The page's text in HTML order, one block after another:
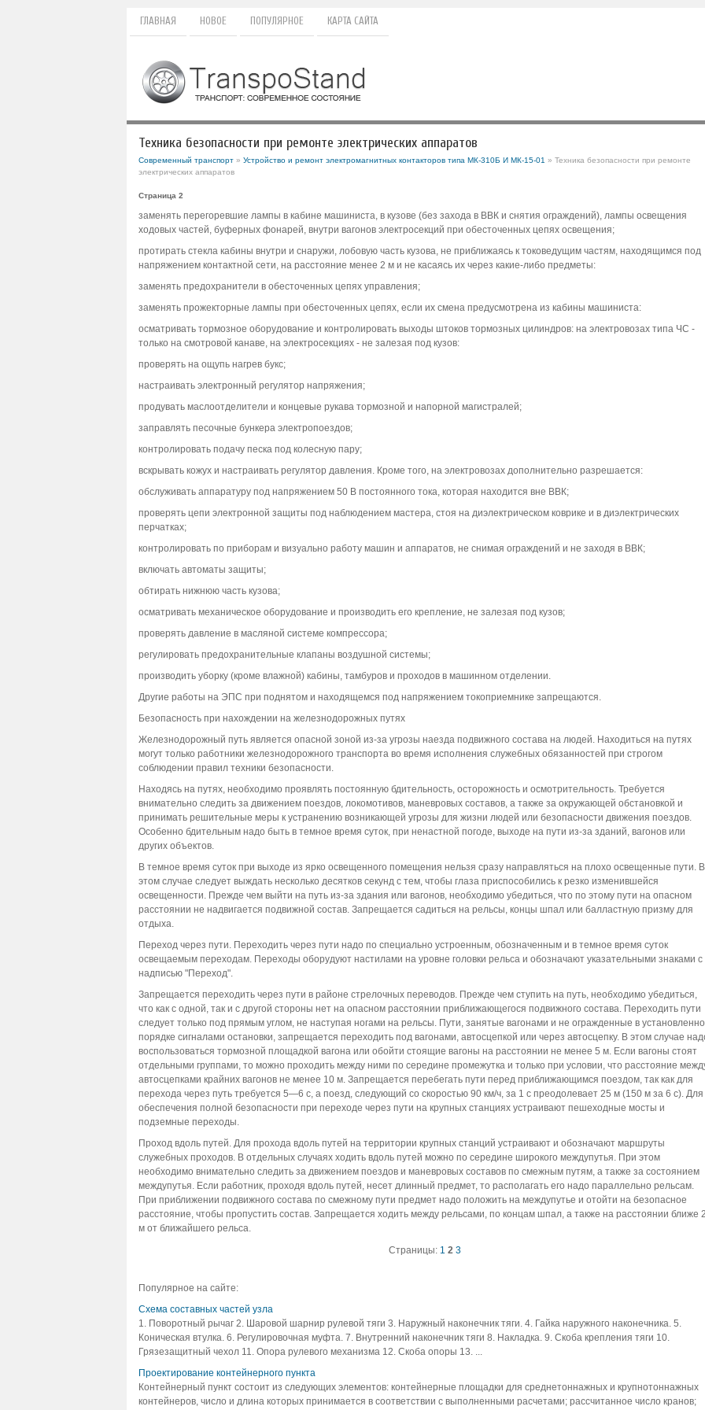
ГЛАВНАЯ НОВОЕ ПОПУЛЯРНОЕ КАРТА САЙТА
Техника безопасности при ремонте электрических аппаратов
Современный транспорт» Устройство и ремонт электромагнитных контакторов типа МК-310Б И МК-15-01 » Техника безопасности при ремонте
электрических аппаратов
Страница 2
заменять перегоревшие лампы в кабине машиниста, в кузове (без захода в ВВК и снятия ограждений), лампы освещения
ходовых частей, буферных фонарей, внутри вагонов электросекций при обесточенных цепях освещения;
протирать стекла кабины внутри и снаружи, лобовую часть кузова, не приближаясь к токоведущим частям, находящимся под
напряжением контактной сети, на расстояние менее 2 м и не касаясь их через какие-либо предметы:
заменять предохранители в обесточенных цепях управления;
заменять прожекторные лампы при обесточенных цепях, если их смена предусмотрена из кабины машиниста:
осматривать тормозное оборудование и контролировать выходы штоков тормозных цилиндров: на электровозах типа ЧС -
только на смотровой канаве, на электросекциях - не залезая под кузов:
проверять на ощупь нагрев букс;
настраивать электронный регулятор напряжения;
продувать маслоотделители и концевые рукава тормозной и напорной магистралей;
заправлять песочные бункера электропоездов;
контролировать подачу песка под колесную пару;
вскрывать кожух и настраивать регулятор давления. Кроме того, на электровозах дополнительно разрешается:
обслуживать аппаратуру под напряжением 50 В постоянного тока, которая находится вне ВВК;
проверять цепи электронной защиты под наблюдением мастера, стоя на диэлектрическом коврике и в диэлектрических
перчатках;
контролировать по приборам и визуально работу машин и аппаратов, не снимая ограждений и не заходя в ВВК;
включать автоматы защиты;
обтирать нижнюю часть кузова;
осматривать механическое оборудование и производить его крепление, не залезая под кузов;
проверять давление в масляной системе компрессора;
регулировать предохранительные клапаны воздушной системы;
производить уборку (кроме влажной) кабины, тамбуров и проходов в машинном отделении.
Другие работы на ЭПС при поднятом и находящемся под напряжением токоприемнике запрещаются.
Безопасность при нахождении на железнодорожных путях
Железнодорожный путь является опасной зоной из-за угрозы наезда подвижного состава на людей. Находиться на путях
могут только работники железнодорожного транспорта во время исполнения служебных обязанностей при строгом
соблюдении правил техники безопасности.
Находясь на путях, необходимо проявлять постоянную бдительность, осторожность и осмотрительность. Требуется
внимательно следить за движением поездов, локомотивов, маневровых составов, а также за окружающей обстановкой и
принимать решительные меры к устранению возникающей угрозы для жизни людей или безопасности движения поездов.
Особенно бдительным надо быть в темное время суток, при ненастной погоде, выходе на пути из-за зданий, вагонов или
других объектов.
В темное время суток при выходе из ярко освещенного помещения нельзя сразу направляться на плохо освещенные пути. В
этом случае следует выждать несколько десятков секунд с тем, чтобы глаза приспособились к резко изменившейся
освещенности. Прежде чем выйти на путь из-за здания или вагонов, необходимо убедиться, что по этому пути на опасном
расстоянии не надвигается подвижной состав. Запрещается садиться на рельсы, концы шпал или балластную призму для
отдыха.
Переход через пути. Переходить через пути надо по специально устроенным, обозначенным и в темное время суток
освещаемым переходам. Переходы оборудуют настилами на уровне головки рельса и обозначают указательными знаками с
надписью "Переход".
Запрещается переходить через пути в районе стрелочных переводов. Прежде чем ступить на путь, необходимо убедиться,
что как с одной, так и с другой стороны нет на опасном расстоянии приближающегося подвижного состава. Переходить пути
следует только под прямым углом, не наступая ногами на рельсы. Пути, занятые вагонами и не огражденные в
порядке сигналами остановки, запрещается переходить под вагонами, автосцепкой или через автосцепку. В этом случае
воспользоваться тормозной площадкой вагона или обойти стоящие вагоны на расстоянии не менее 5 м. Если вагоны стоят
отдельными группами, то можно проходить между ними по середине промежутка и только при условии, что расстояние
автосцепками крайних вагонов не менее 10 м. Запрещается перебегать пути перед приближающимся поездом, так как для
перехода через путь требуется 5—6 с, а поезд, следующий со скоростью 90 км/ч, за 1 с преодолевает 25 м (150 м за 6 с). Для
обеспечения полной безопасности при переходе через пути на крупных станциях устраивают пешеходные мосты и
подземные переходы.
Проход вдоль путей. Для прохода вдоль путей на территории крупных станций устраивают и обозначают маршруты
служебных проходов. В отдельных случаях ходить вдоль путей можно по середине широкого междупутья. При этом
необходимо внимательно следить за движением поездов и маневровых составов по смежным путям, а также за состоянием
междупутья. Если работник, проходя вдоль путей, несет длинный предмет, то располагать его надо параллельно рельсам.
При приближении подвижного состава по смежному пути предмет надо положить на междупутье и отойти на безопасное
расстояние, чтобы пропустить состав. Запрещается ходить между рельсами, по концам шпал, а также на расстоянии ближе
м от ближайшего рельса.
Страницы: 1 2 3
Популярное на сайте:
Схема составных частей узла
1. Поворотный рычаг 2. Шаровой шарнир рулевой тяги 3. Наружный наконечник тяги. 4. Гайка наружного наконечника. 5.
Коническая втулка. 6. Регулировочная муфта. 7. Внутренний наконечник тяги 8. Накладка. 9. Скоба крепления тяги 10.
Грязезащитный чехол 11. Опора рулевого механизма 12. Скоба опоры 13. ...
Проектирование контейнерного пункта
Контейнерный пункт состоит из следующих элементов: контейнерные площадки для среднетоннажных и крупнотоннажных
контейнеров, число и длина которых принимается в соответствии с выполненными расчетами; рассчитанное число кранов;